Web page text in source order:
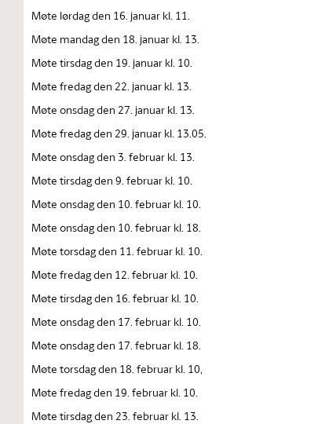
Møte lørdag den 16. januar kl. 11.
Møte mandag den 18. januar kl. 13.
Møte tirsdag den 19. januar kl. 10.
Møte fredag den 22. januar kl. 13.
Møte onsdag den 27. januar kl. 13.
Møte fredag den 29. januar kl. 13.05.
Møte onsdag den 3. februar kl. 13.
Møte tirsdag den 9. februar kl. 10.
Møte onsdag den 10. februar kl. 10.
Møte onsdag den 10. februar kl. 18.
Møte torsdag den 11. februar kl. 10.
Møte fredag den 12. februar kl. 10.
Møte tirsdag den 16. februar kl. 10.
Møte onsdag den 17. februar kl. 10.
Møte onsdag den 17. februar kl. 18.
Møte torsdag den 18. februar kl. 10,
Møte fredag den 19. februar kl. 10.
Møte tirsdag den 23. februar kl. 13.